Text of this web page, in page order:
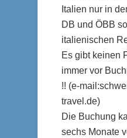
Italien nur in
DB und ÖBB
italienischen
Es gibt keinen
immer vor
!! (e-mail:
travel.de)
Die Buchung
sechs Monate